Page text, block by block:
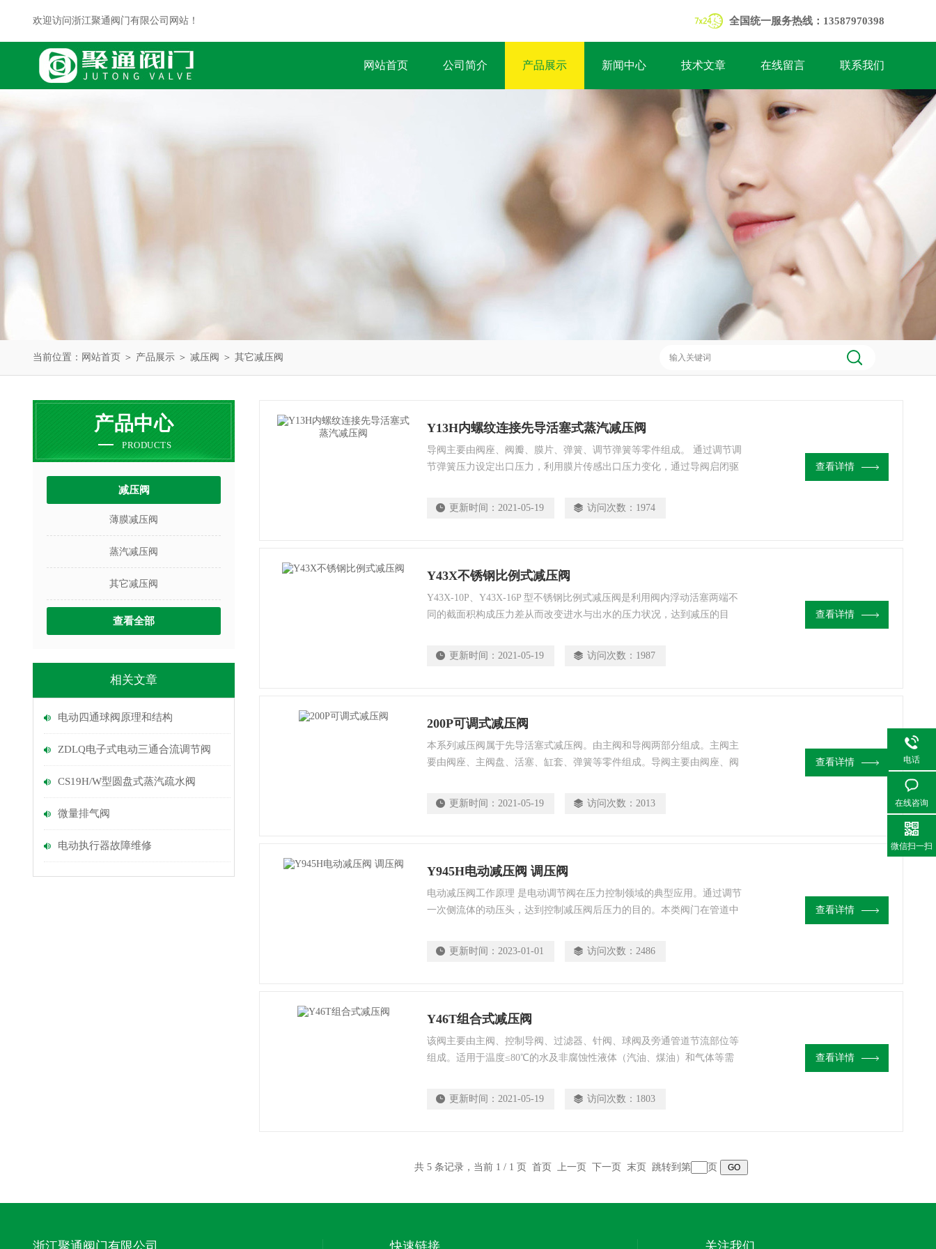
欢迎访问浙江聚通阀门有限公司网站！ 全国统一服务热线：13587970398
网站首页 公司简介 产品展示 新闻中心 技术文章 在线留言 联系我们
当前位置： 网站首页 ＞ 产品展示 ＞ 减压阀 ＞ 其它减压阀
产品中心
PRODUCTS
减压阀
薄膜减压阀
蒸汽减压阀
其它减压阀
查看全部
相关文章
电动四通球阀原理和结构
ZDLQ电子式电动三通合流调节阀
CS19H/W型圆盘式蒸汽疏水阀
微量排气阀
电动执行器故障维修
Y13H内螺纹连接先导活塞式蒸汽减压阀
导阀主要由阀座、阀瓣、膜片、弹簧、调节弹簧等零件组成。 通过调节调
节弹簧压力设定出口压力，利用膜片传感出口压力变化，通过导阀启闭驱
更新时间： 2021-05-19 访问次数： 1974
查看详情
Y43X不锈钢比例式减压阀
Y43X-10P、Y43X-16P 型不锈钢比例式减压阀是利用阀内浮动活塞两端不
同的截面积构成压力差从而改变进水与出水的压力状况，达到减压的目
减“动压”又减“静压”，材料采用不锈钢，适用于清洁水和气体。
更新时间： 2021-05-19 访问次数： 1987
查看详情
200P可调式减压阀
本系列减压阀属于先导活塞式减压阀。由主阀和导阀两部分组成。主阀主
要由阀座、主阀盘、活塞、缸套、弹簧等零件组成。导阀主要由阀座、阀
更新时间： 2021-05-19 访问次数： 2013
查看详情
Y945H电动减压阀 调压阀
电动减压阀工作原理 是电动调节阀在压力控制领域的典型应用。通过调节
一次侧流体的动压头，达到控制减压阀后压力的目的。本类阀门在管道中
更新时间： 2023-01-01 访问次数： 2486
查看详情
Y46T组合式减压阀
该阀主要由主阀、控制导阀、过滤器、针阀、球阀及旁通管道节流部位等
组成。适用于温度≤80℃的水及非腐蚀性液体（汽油、煤油）和气体等需
需要的出口压力值。当进口力或流量发生变化时，靠介质本身的能量可自
更新时间： 2021-05-19 访问次数： 1803
查看详情
共 5 条记录，当前 1 / 1 页 首页 上一页 下一页 末页 跳转到第 页
浙江聚通阀门有限公司 快速链接 关注我们
电话
在线咨询
微信扫一扫